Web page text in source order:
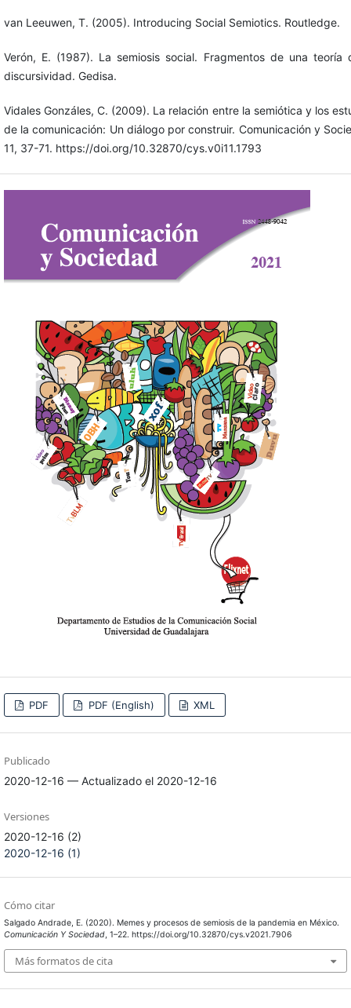
van Leeuwen, T. (2005). Introducing Social Semiotics. Routledge.
Verón, E. (1987). La semiosis social. Fragmentos de una teoría
discursividad. Gedisa.
Vidales Gonzáles, C. (2009). La relación entre la semiótica y los
de la comunicación: Un diálogo por construir. Comunicación y
11, 37-71. https://doi.org/10.32870/cys.v0i11.1793
PDF PDF (English) XML
Publicado
2020-12-16 — Actualizado el 2020-12-16
Versiones
2020-12-16 (2)
2020-12-16 (1)
Cómo citar
Salgado Andrade, E. (2020). Memes y procesos de semiosis de la pandemia en México.
Comunicación Y Sociedad, 1–22. https://doi.org/10.32870/cys.v2021.7906
Más formatos de cita